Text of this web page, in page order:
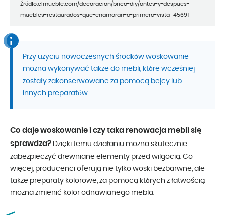
Źródło:elmueble.com/decoracion/brico-diy/antes-y-despues-
muebles-restaurados-que-enamoran-a-primera-vista_45691
Przy użyciu nowoczesnych środków woskowanie
można wykonywać także do mebli, które wcześniej
zostały zakonserwowane za pomocą bejcy lub
innych preparatów.
Co daje woskowanie i czy taka renowacja mebli się
sprawdza? Dzięki temu działaniu można skutecznie
zabezpieczyć drewniane elementy przed wilgocią. Co
więcej, producenci oferują nie tylko woski bezbarwne, ale
także preparaty kolorowe, za pomocą których z łatwością
można zmienić kolor odnawianego mebla.